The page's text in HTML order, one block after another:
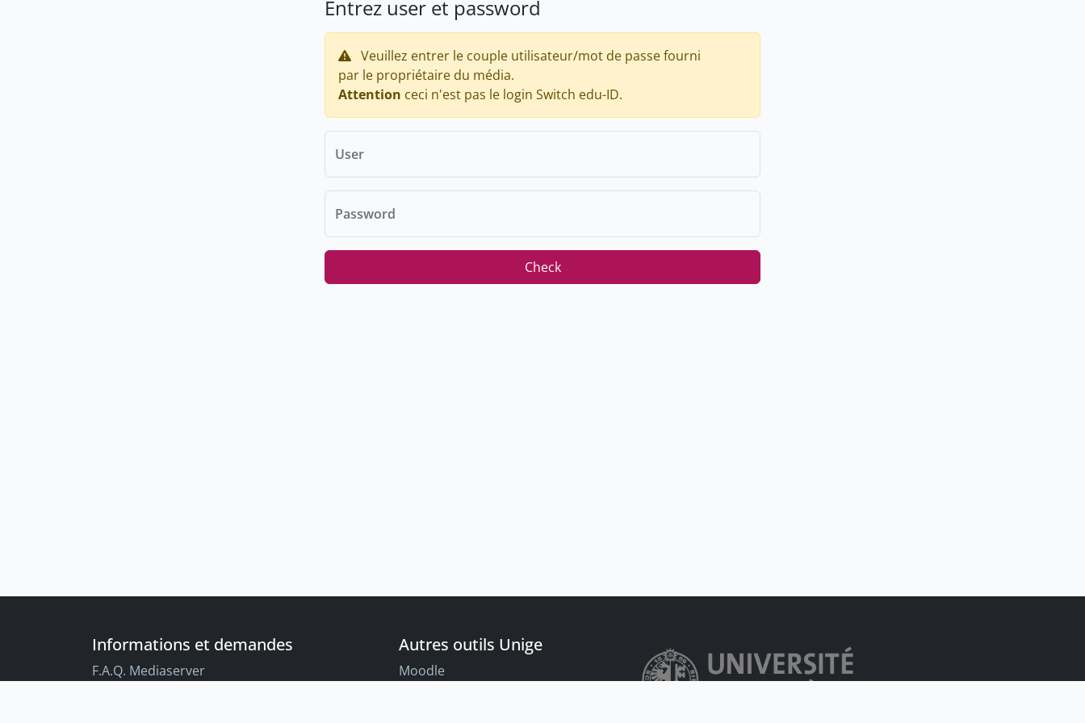
Entrez user et password
Veuillez entrer le couple utilisateur/mot de passe fourni
par le propriétaire du média.
Attention ceci n'est pas le login Switch edu-ID.
User
Password
Check
Informations et demandes
F.A.Q. Mediaserver
Autres outils Unige
Moodle